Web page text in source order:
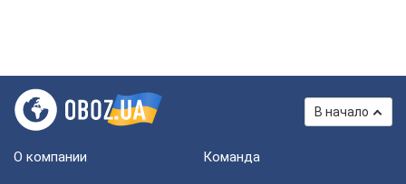
В начало
О компании Команда